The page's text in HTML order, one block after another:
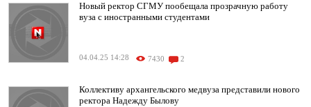
Новый ректор СГМУ пообещала прозрачную работу
вуза с иностранными студентами
04.04.25 14:28 7430 2
Коллективу архангельского медвуза представили нового
ректора Надежду Былову